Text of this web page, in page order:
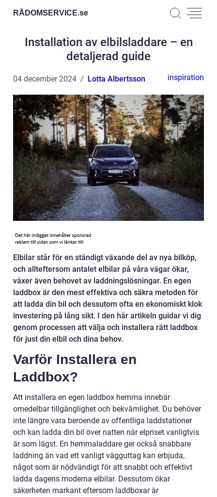
RÅDOMSERVICE.se
Installation av elbilsladdare – en
detaljerad guide
04 december 2024 Lotta Albertsson inspiration
Elbilar står för en ständigt växande del av nya bilköp,
och allteftersom antalet elbilar på våra vägar ökar,
växer även behovet av laddningslösningar. En egen
laddbox är den mest effektiva och säkra metoden för
att ladda din bil och dessutom ofta en ekonomiskt klok
investering på lång sikt. I den här artikeln guidar vi dig
genom processen att välja och installera rätt laddbox
för just din elbil och dina behov.
Varför Installera en
Laddbox?
Att installera en egen laddbox hemma innebär
omedelbar tillgänglighet och bekvämlighet. Du behöver
inte längre vara beroende av offentliga laddstationer
och kan ladda din bil över natten när elpriset vanligtvis
är som lägst. En hemmaladdare ger också snabbare
laddning än vad ett vanligt vägguttag kan erbjuda,
något som är nödvändigt för att snabbt och effektivt
ladda dagens moderna elbilar. Dessutom ökar
säkerheten markant eftersom laddboxar är